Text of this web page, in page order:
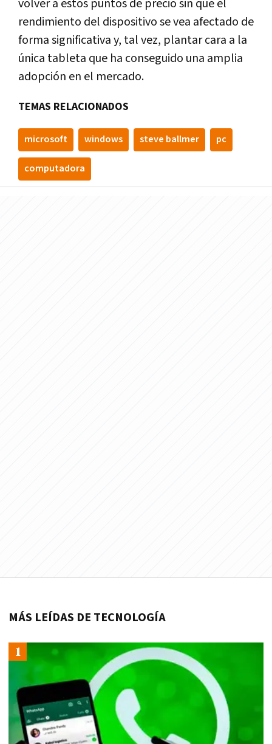
volver a estos puntos de precio sin que el
rendimiento del dispositivo se vea afectado de
forma significativa y, tal vez, plantar cara a la
única tableta que ha conseguido una amplia
adopción en el mercado.
TEMAS RELACIONADOS
microsoft windows steve ballmer pc
computadora
MÁS LEÍDAS DE TECNOLOGÍA